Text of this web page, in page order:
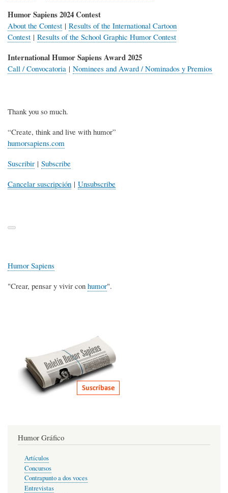
Humor Sapiens 2024 Contest
About the Contest | Results of the International Cartoon
Contest | Results of the School Graphic Humor Contest
International Humor Sapiens Award 2025
Call / Convocatoria | Nominees and Award / Nominados y Premios
Thank you so much.
“Create, think and live with humor”
humorsapiens.com
Suscribir | Subscribe
Cancelar suscripción | Unsubscribe
Humor Sapiens
"Crear, pensar y vivir con humor".
Humor Gráfico
Artículos
Concursos
Contrapunto a dos voces
Entrevistas